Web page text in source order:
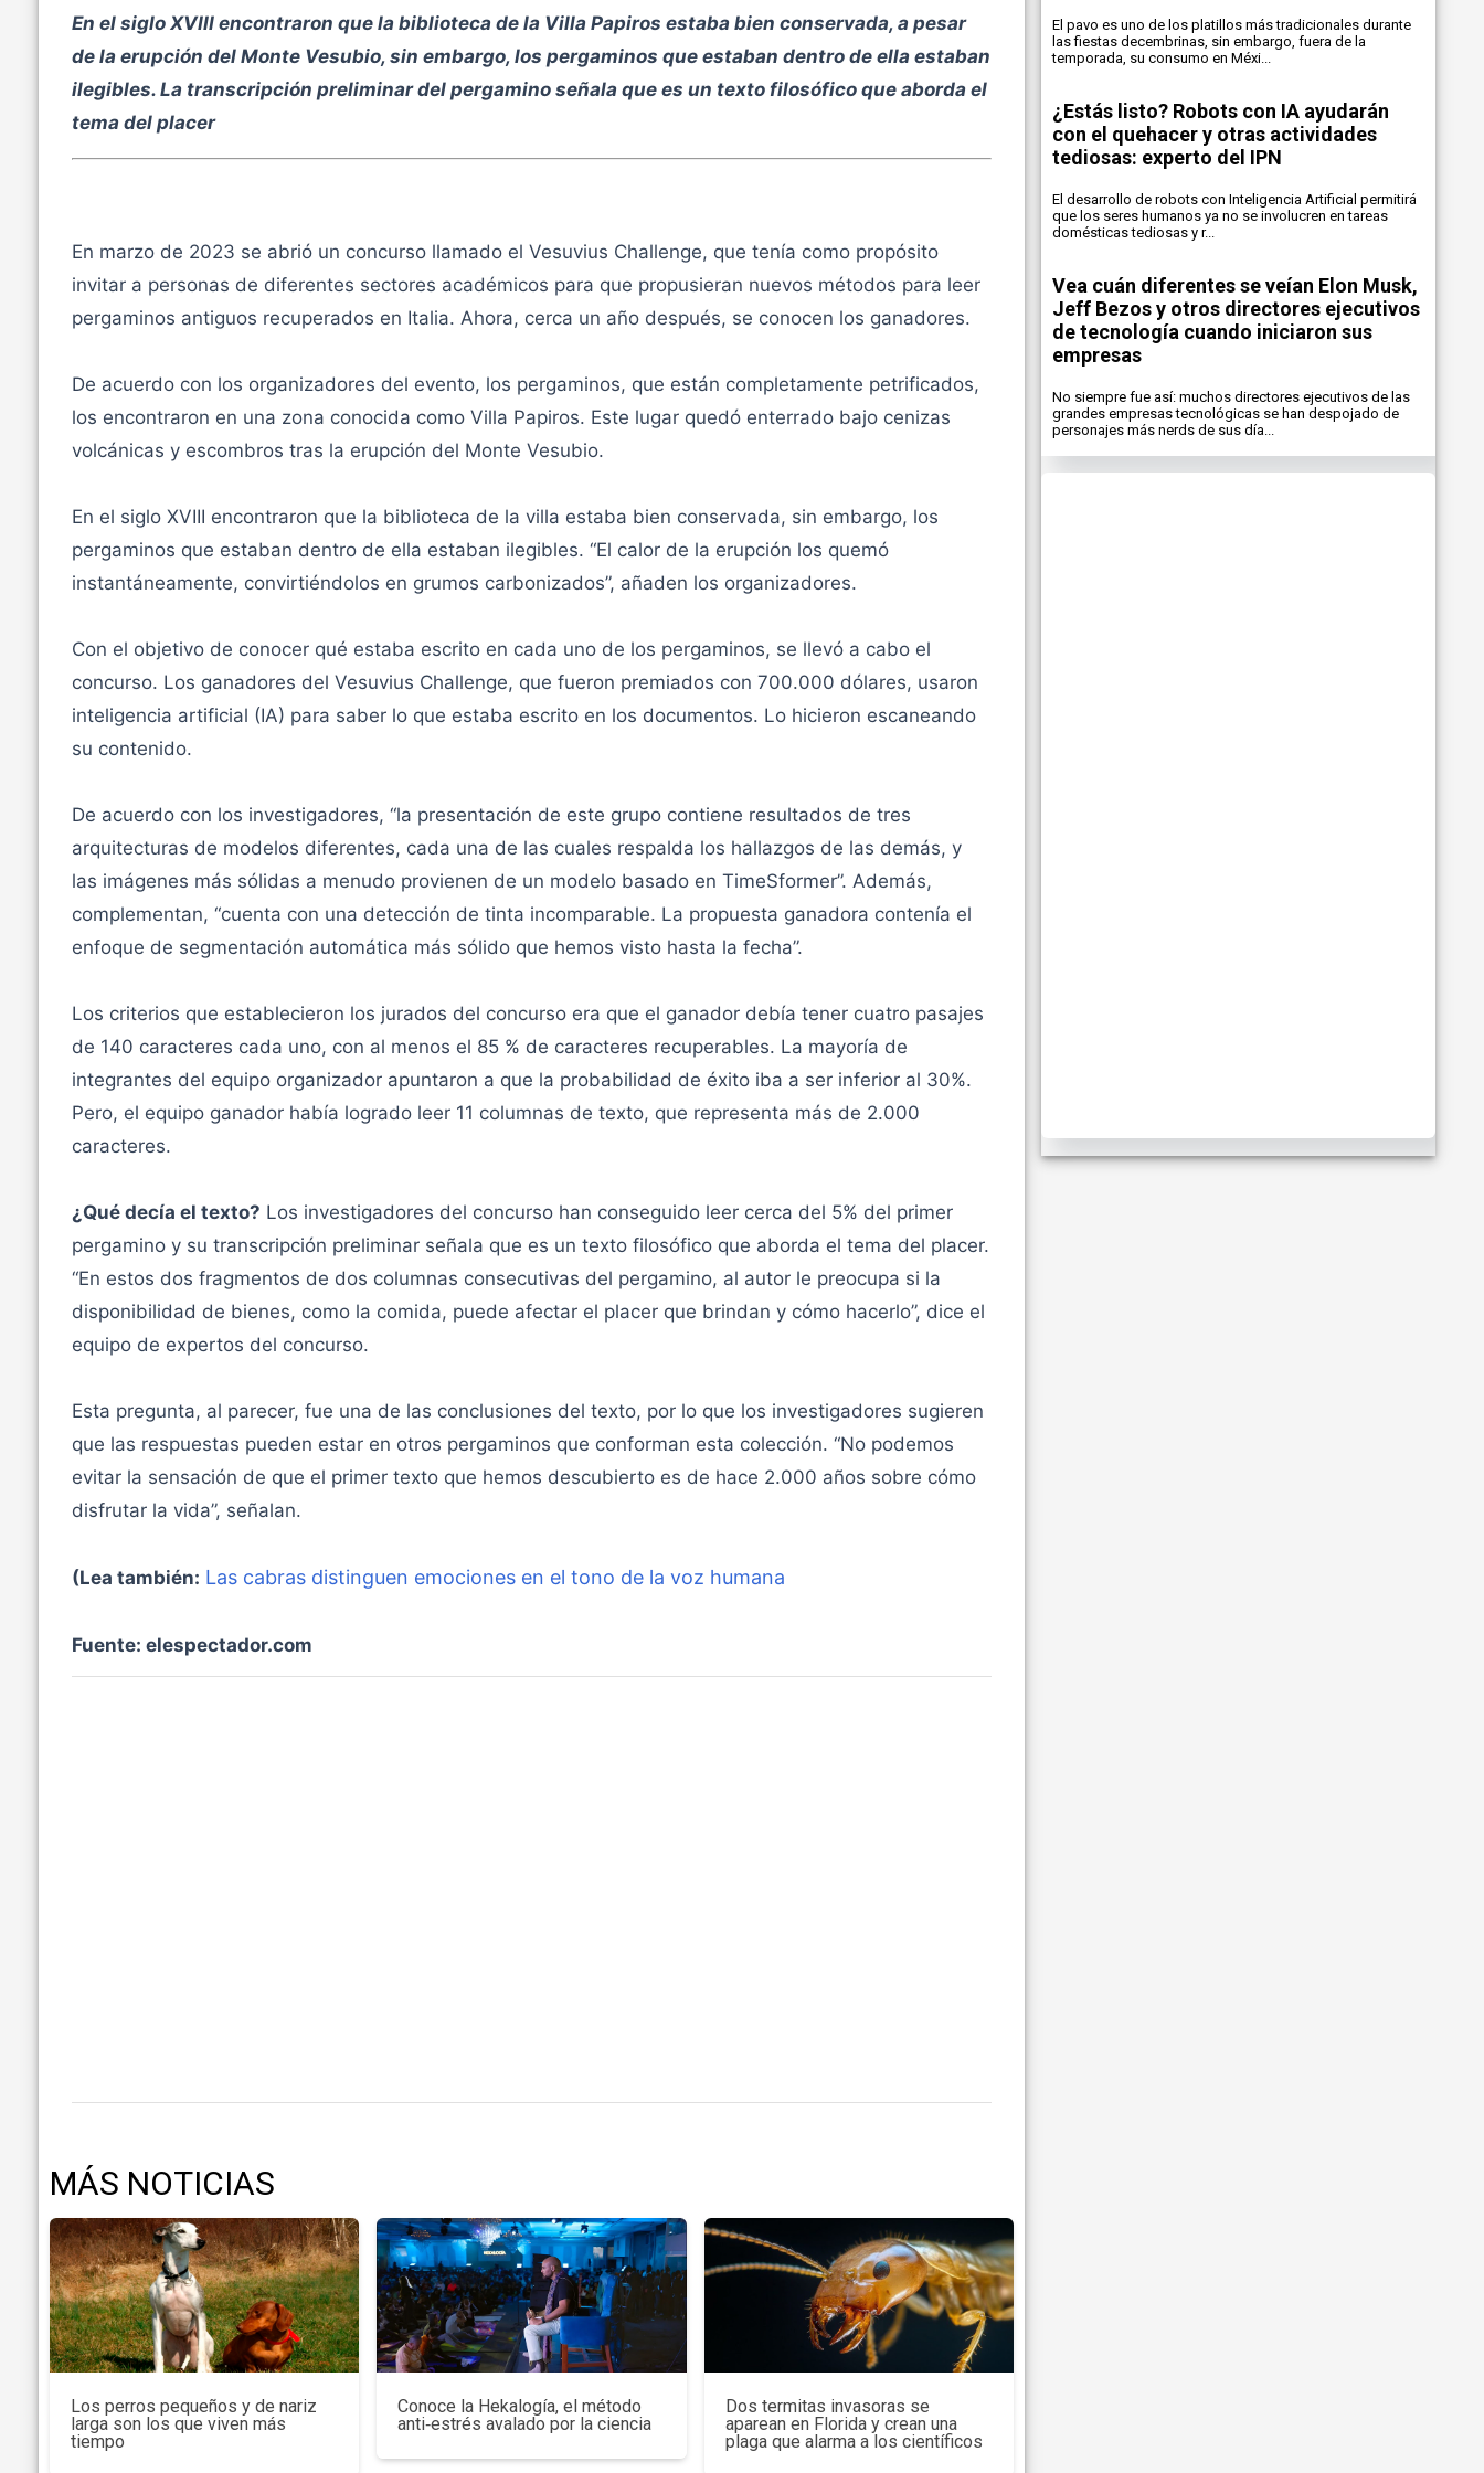
En el siglo XVIII encontraron que la biblioteca de la Villa Papiros estaba bien conservada, a pesar
de la erupción del Monte Vesubio, sin embargo, los pergaminos que estaban dentro de ella estaban
ilegibles. La transcripción preliminar del pergamino señala que es un texto filosófico que aborda el
tema del placer
En marzo de 2023 se abrió un concurso llamado el Vesuvius Challenge, que tenía como propósito
invitar a personas de diferentes sectores académicos para que propusieran nuevos métodos para leer
pergaminos antiguos recuperados en Italia. Ahora, cerca un año después, se conocen los ganadores.
De acuerdo con los organizadores del evento, los pergaminos, que están completamente petrificados,
los encontraron en una zona conocida como Villa Papiros. Este lugar quedó enterrado bajo cenizas
volcánicas y escombros tras la erupción del Monte Vesubio.
En el siglo XVIII encontraron que la biblioteca de la villa estaba bien conservada, sin embargo, los
pergaminos que estaban dentro de ella estaban ilegibles. “El calor de la erupción los quemó
instantáneamente, convirtiéndolos en grumos carbonizados”, añaden los organizadores.
Con el objetivo de conocer qué estaba escrito en cada uno de los pergaminos, se llevó a cabo el
concurso. Los ganadores del Vesuvius Challenge, que fueron premiados con 700.000 dólares, usaron
inteligencia artificial (IA) para saber lo que estaba escrito en los documentos. Lo hicieron escaneando
su contenido.
De acuerdo con los investigadores, “la presentación de este grupo contiene resultados de tres
arquitecturas de modelos diferentes, cada una de las cuales respalda los hallazgos de las demás, y
las imágenes más sólidas a menudo provienen de un modelo basado en TimeSformer”. Además,
complementan, “cuenta con una detección de tinta incomparable. La propuesta ganadora contenía el
enfoque de segmentación automática más sólido que hemos visto hasta la fecha”.
Los criterios que establecieron los jurados del concurso era que el ganador debía tener cuatro pasajes
de 140 caracteres cada uno, con al menos el 85 % de caracteres recuperables. La mayoría de
integrantes del equipo organizador apuntaron a que la probabilidad de éxito iba a ser inferior al 30%.
Pero, el equipo ganador había logrado leer 11 columnas de texto, que representa más de 2.000
caracteres.
¿Qué decía el texto? Los investigadores del concurso han conseguido leer cerca del 5% del primer
pergamino y su transcripción preliminar señala que es un texto filosófico que aborda el tema del placer.
“En estos dos fragmentos de dos columnas consecutivas del pergamino, al autor le preocupa si la
disponibilidad de bienes, como la comida, puede afectar el placer que brindan y cómo hacerlo”, dice el
equipo de expertos del concurso.
Esta pregunta, al parecer, fue una de las conclusiones del texto, por lo que los investigadores sugieren
que las respuestas pueden estar en otros pergaminos que conforman esta colección. “No podemos
evitar la sensación de que el primer texto que hemos descubierto es de hace 2.000 años sobre cómo
disfrutar la vida”, señalan.
(Lea también: Las cabras distinguen emociones en el tono de la voz humana
Fuente: elespectador.com
MÁS NOTICIAS
Los perros pequeños y de nariz
larga son los que viven más
tiempo
Conoce la Hekalogía, el método
anti‑estrés avalado por la ciencia
Dos termitas invasoras se
aparean en Florida y crean una
plaga que alarma a los científicos
El pavo es uno de los platillos más tradicionales durante
las fiestas decembrinas, sin embargo, fuera de la
temporada, su consumo en Méxi...
¿Estás listo? Robots con IA ayudarán
con el quehacer y otras actividades
tediosas: experto del IPN
El desarrollo de robots con Inteligencia Artificial permitirá
que los seres humanos ya no se involucren en tareas
domésticas tediosas y r...
Vea cuán diferentes se veían Elon Musk,
Jeff Bezos y otros directores ejecutivos
de tecnología cuando iniciaron sus
empresas
No siempre fue así: muchos directores ejecutivos de las
grandes empresas tecnológicas se han despojado de
personajes más nerds de sus día...